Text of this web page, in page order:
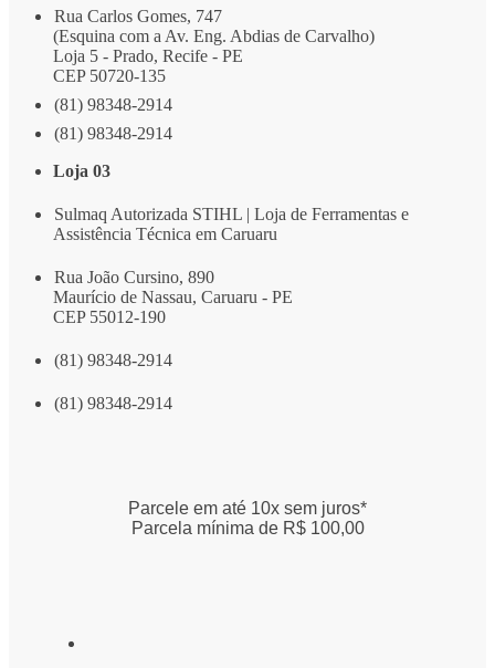
Rua Carlos Gomes, 747
(Esquina com a Av. Eng. Abdias de Carvalho)
Loja 5 - Prado, Recife - PE
CEP 50720-135
(81) 98348-2914
(81) 98348-2914
Loja 03
Sulmaq Autorizada STIHL | Loja de Ferramentas e
Assistência Técnica em Caruaru
Rua João Cursino, 890
Maurício de Nassau, Caruaru - PE
CEP 55012-190
(81) 98348-2914
(81) 98348-2914
Parcele em até 10x sem juros*
Parcela mínima de R$ 100,00